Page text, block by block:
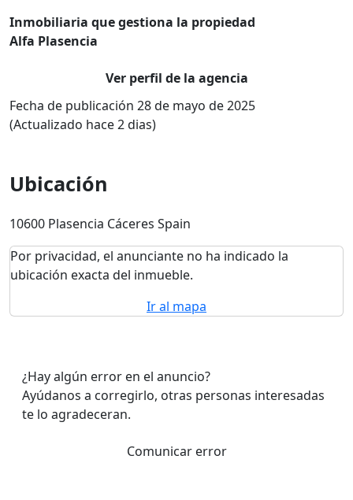
Inmobiliaria que gestiona la propiedad
Alfa Plasencia
Ver perfil de la agencia
Fecha de publicación 28 de mayo de 2025
(Actualizado hace 2 dias)
Ubicación
10600 Plasencia Cáceres Spain
Por privacidad, el anunciante no ha indicado la
ubicación exacta del inmueble.
Ir al mapa
¿Hay algún error en el anuncio?
Ayúdanos a corregirlo, otras personas interesadas
te lo agradeceran.
Comunicar error